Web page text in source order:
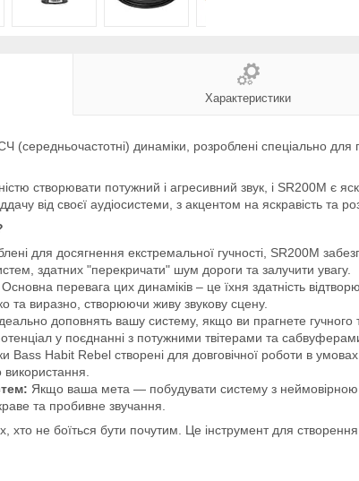
Характеристики
(середньочастотні) динаміки, розроблені спеціально
створювати потужний і агресивний звук, і SR200M є
від своєї аудіосистеми, з акцентом на яскравість та
для досягнення екстремальної гучності, SR200M
здатних "перекричати" шум дороги та залучити увагу.
Основна перевага цих динаміків – це їхня здатність
та виразно, створюючи живу звукову сцену.
доповнять вашу систему, якщо ви прагнете гучного
у поєднанні з потужними твітерами та
Bass Habit Rebel створені для довговічної роботи в
використання.
Якщо ваша мета — побудувати систему з неймовірною
та пробивне звучання.
хто не боїться бути почутим. Це інструмент для